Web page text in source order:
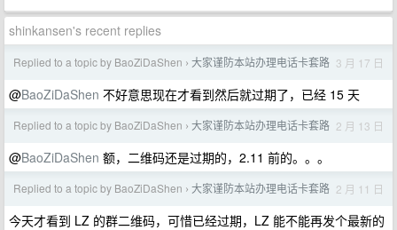
shinkansen's recent replies
Replied to a topic by BaoZiDaShen › 大家谨防本站办理电话卡套路 3 月 17 日
@BaoZiDaShen 不好意思现在才看到然后就过期了，已经 15 天
Replied to a topic by BaoZiDaShen › 大家谨防本站办理电话卡套路 2 月 13 日
@BaoZiDaShen 额，二维码还是过期的，2.11 前的。。。
Replied to a topic by BaoZiDaShen › 大家谨防本站办理电话卡套路 2 月 11 日
今天才看到 LZ 的群二维码，可惜已经过期，LZ 能不能再发个最新的